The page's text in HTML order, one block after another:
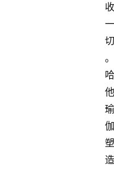
收
一
切
。
哈
他
瑜
伽
塑
造